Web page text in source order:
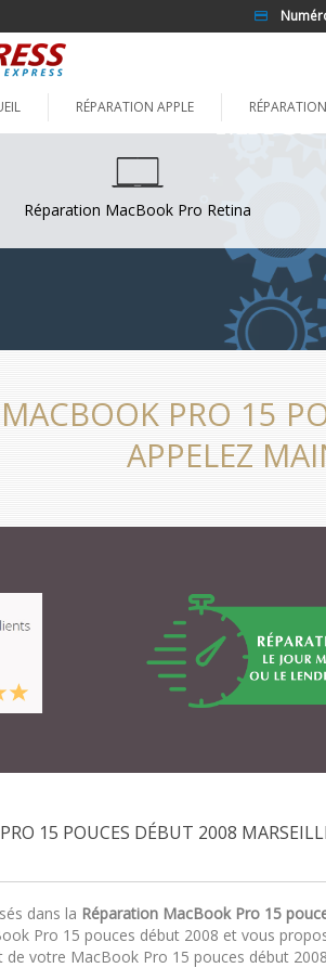
RÉPARATION APPLE
Réparation MacBook Pro Retina
PRO 15
APPELEZ
15 POUCES DÉBUT 2008
dans la Réparation MacBook Pro 15
Pro 15 pouces début 2008 et vous
de votre MacBook Pro 15 pouces début